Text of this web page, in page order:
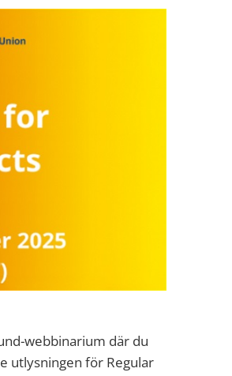
webbinarium där du
utlysningen för Regular